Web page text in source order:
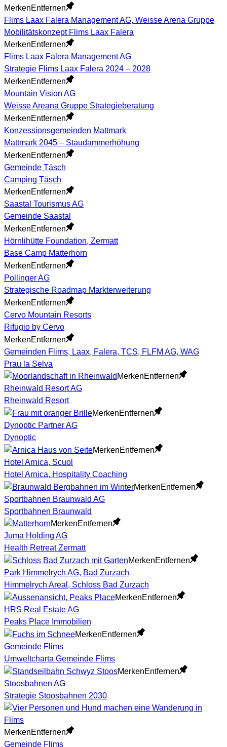
MerkenEntfernen
Flims Laax Falera Management AG, Weisse Arena Gruppe
Mobilitätskonzept Flims Laax Falera
MerkenEntfernen
Flims Laax Falera Management AG
Strategie Flims Laax Falera 2024 – 2028
MerkenEntfernen
Mountain Vision AG
Weisse Areana Gruppe Strategieberatung
MerkenEntfernen
Konzessionsgemeinden Mattmark
Mattmark 2045 – Staudammerhöhung
MerkenEntfernen
Gemeinde Täsch
Camping Täsch
MerkenEntfernen
Saastal Tourismus AG
Gemeinde Saastal
MerkenEntfernen
Hörnlihütte Foundation, Zermatt
Base Camp Matterhorn
MerkenEntfernen
Pollinger AG
Strategische Roadmap Markterweiterung
MerkenEntfernen
Cervo Mountain Resorts
Rifugio by Cervo
MerkenEntfernen
Gemeinden Flims, Laax, Falera, TCS, FLFM AG, WAG
Prau la Selva
MerkenEntfernen
Rheinwald Resort AG
Rheinwald Resort
MerkenEntfernen
Dynoptic Partner AG
Dynoptic
MerkenEntfernen
Hotel Arnica, Scuol
Hotel Arnica, Hospitality Coaching
MerkenEntfernen
Sportbahnen Braunwald AG
Sportbahnen Braunwald
MerkenEntfernen
Juma Holding AG
Health Retreat Zermatt
MerkenEntfernen
Park Himmelrych AG, Bad Zurzach
Himmelrych Areal, Schloss Bad Zurzach
MerkenEntfernen
HRS Real Estate AG
Peaks Place Immobilien
MerkenEntfernen
Gemeinde Flims
Umweltcharta Gemeinde Flims
MerkenEntfernen
Stoosbahnen AG
Strategie Stoosbahnen 2030
MerkenEntfernen
Gemeinde Flims